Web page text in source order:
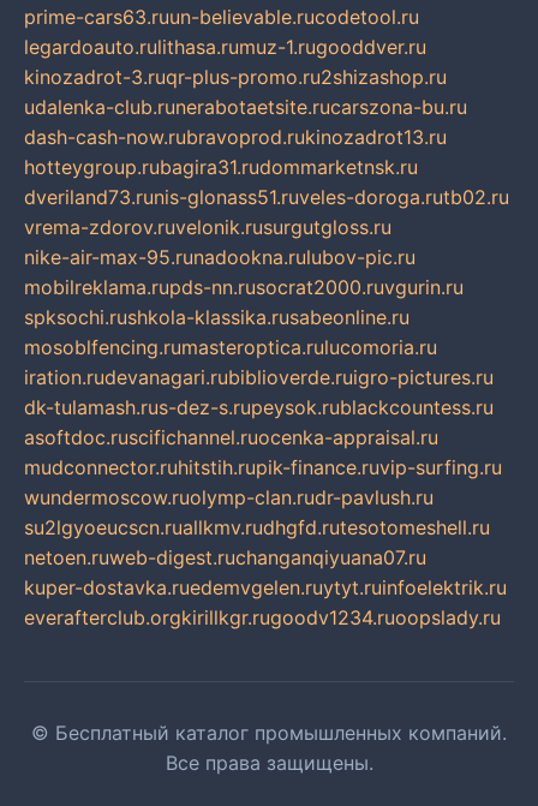
prime-cars63.ruun-believable.rucodetool.ru
legardoauto.rulithasa.rumuz-1.rugooddver.ru
kinozadrot-3.ruqr-plus-promo.ru2shizashop.ru
udalenka-club.runerabotaetsite.rucarszona-bu.ru
dash-cash-now.rubravoprod.rukinozadrot13.ru
hotteygroup.rubagira31.rudommarketnsk.ru
dveriland73.runis-glonass51.ruveles-doroga.rutb02.ru
vrema-zdorov.ruvelonik.rusurgutgloss.ru
nike-air-max-95.runadookna.rulubov-pic.ru
mobilreklama.rupds-nn.rusocrat2000.ruvgurin.ru
spksochi.rushkola-klassika.rusabeonline.ru
mosoblfencing.rumasteroptica.rulucomoria.ru
iration.rudevanagari.rubiblioverde.ruigro-pictures.ru
dk-tulamash.rus-dez-s.rupeysok.rublackcountess.ru
asoftdoc.ruscifichannel.ruocenka-appraisal.ru
mudconnector.ruhitstih.rupik-finance.ruvip-surfing.ru
wundermoscow.ruolymp-clan.rudr-pavlush.ru
su2lgyoeucscn.ruallkmv.rudhgfd.rutesotomeshell.ru
netoen.ruweb-digest.ruchanganqiyuana07.ru
kuper-dostavka.ruedemvgelen.ruytyt.ruinfoelektrik.ru
everafterclub.orgkirillkgr.rugoodv1234.ruoopslady.ru
© Бесплатный каталог промышленных компаний.
Все права защищены.